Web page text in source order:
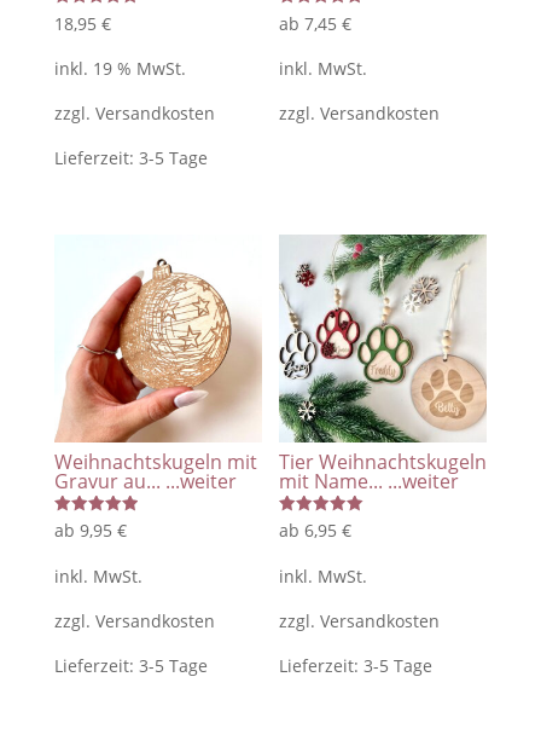
Menge
Bewertet
mit
von 5
18,95 €
inkl. 19 % MwSt.
zzgl. Versandkosten
Lieferzeit: 3-5 Tage
Bewertet
mit
von 5
ab7,45€
inkl. MwSt.
zzgl.Versandkosten
Weihnachtskugeln mit
Gravur au... ...weiter
Bewertet
mit
von 5
ab 9,95 €
inkl. MwSt.
zzgl. Versandkosten
Lieferzeit: 3-5 Tage
Tier Weihnachtskugeln
mit Name... ...weiter
Bewertet
mit
von 5
ab6,95€
inkl. MwSt.
zzgl.Versandkosten
Lieferzeit:3-5 Tage